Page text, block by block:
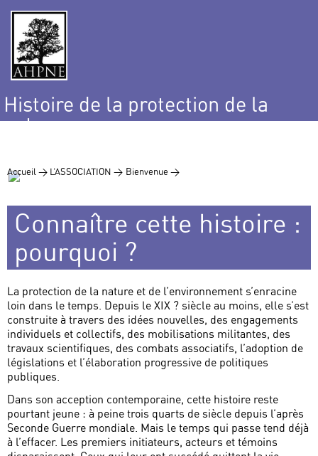
Histoire de la protection de la
nature
Accueil > L’ASSOCIATION > Bienvenue >
Connaître cette histoire :
pourquoi ?
La protection de la nature et de l’environnement s’enracine
loin dans le temps. Depuis le XIX ? siècle au moins, elle s’est
construite à travers des idées nouvelles, des engagements
individuels et collectifs, des mobilisations militantes, des
travaux scientifiques, des combats associatifs, l’adoption de
législations et l’élaboration progressive de politiques
publiques.
Dans son acception contemporaine, cette histoire reste
pourtant jeune : à peine trois quarts de siècle depuis l’après
Seconde Guerre mondiale. Mais le temps qui passe tend déjà
à l’effacer. Les premiers initiateurs, acteurs et témoins